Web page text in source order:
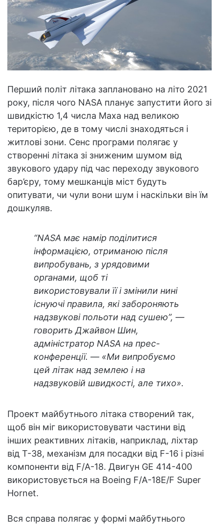
Перший політ літака заплановано на літо 2021
року, після чого NASA планує запустити його зі
швидкістю 1,4 числа Маха над великою
територією, де в тому числі знаходяться і
житлові зони. Сенс програми полягає у
створенні літака зі зниженим шумом від
звукового удару під час переходу звукового
бар’єру, тому мешканців міст будуть
опитувати, чи чули вони шум і наскільки він їм
дошкуляв.
“NASA має намір поділитися
інформацією, отриманою після
випробувань, з урядовими
органами, щоб ті
використовували її і змінили нині
існуючі правила, які забороняють
надзвукові польоти над сушею”, —
говорить Джайвон Шин,
адміністратор NASA на прес-
конференції. — «Ми випробуємо
цей літак над землею і на
надзвуковій швидкості, але тихо».
Проект майбутнього літака створений так,
щоб він міг використовувати частини від
інших реактивних літаків, наприклад, ліхтар
від T-38, механізм для посадки від F-16 і різні
компоненти від F/A-18. Двигун GE 414-400
використовується на Boeing F/A-18E/F Super
Hornet.
Вся справа полягає у формі майбутнього